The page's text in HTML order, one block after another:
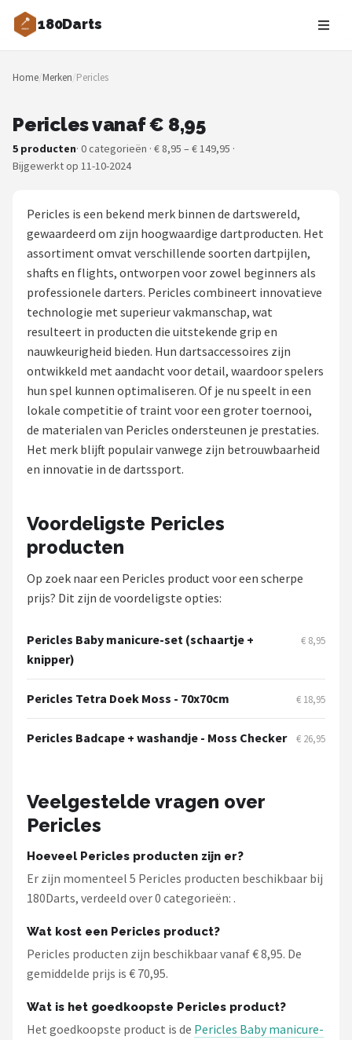
180Darts
Zoeken
NAVIGATIE
Merken
Dartspelers
Toernooien
Spelregels
Uitgooilijst
POPULAIRE MERKEN
Target
Winmau
Bull's
Dart
ABC Darts
Mission
Harrows
Unicorn
Alle merken →
Home/Merken/Pericles
Pericles vanaf € 8,95
5 producten· 0 categorieën · € 8,95 – € 149,95 ·
Bijgewerkt op 11-10-2024
Pericles is een bekend merk binnen de dartswereld,
gewaardeerd om zijn hoogwaardige dartproducten. Het
assortiment omvat verschillende soorten dartpijlen,
shafts en flights, ontworpen voor zowel beginners als
professionele darters. Pericles combineert innovatieve
technologie met superieur vakmanschap, wat
resulteert in producten die uitstekende grip en
nauwkeurigheid bieden. Hun dartsaccessoires zijn
ontwikkeld met aandacht voor detail, waardoor spelers
hun spel kunnen optimaliseren. Of je nu speelt in een
lokale competitie of traint voor een groter toernooi,
de materialen van Pericles ondersteunen je prestaties.
Het merk blijft populair vanwege zijn betrouwbaarheid
en innovatie in de dartssport.
Voordeligste Pericles
producten
Op zoek naar een Pericles product voor een scherpe
prijs? Dit zijn de voordeligste opties:
Pericles Baby manicure-set (schaartje +
knipper)
€ 8,95
Pericles Tetra Doek Moss - 70x70cm € 18,95
Pericles Badcape + washandje - Moss Checker € 26,95
Veelgestelde vragen over
Pericles
Hoeveel Pericles producten zijn er?
Er zijn momenteel 5 Pericles producten beschikbaar bij
180Darts, verdeeld over 0 categorieën: .
Wat kost een Pericles product?
Pericles producten zijn beschikbaar vanaf € 8,95. De
gemiddelde prijs is € 70,95.
Wat is het goedkoopste Pericles product?
Het goedkoopste product is de Pericles Baby manicure-